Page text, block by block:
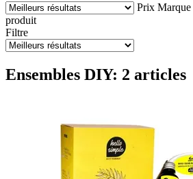
Prix Marque
produit
Filtre
Ensembles DIY: 2 articles